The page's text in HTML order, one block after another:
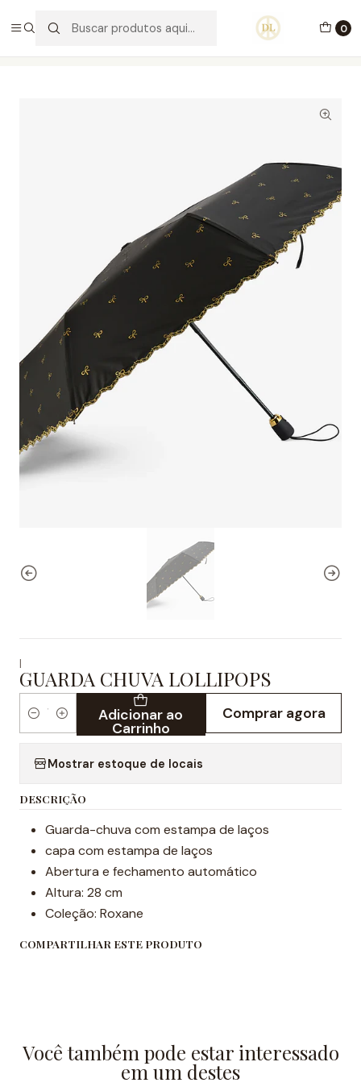
0
PORTES GRÁTIS ACIMA DE 70€ PORTUGAL CONTINENTAL
|
GUARDA CHUVA LOLLIPOPS
Quantidade Adicionar ao
Carrinho
Comprar agora
Mostrar estoque de locais
DESCRIÇÃO
Guarda-chuva com estampa de laços
capa com estampa de laços
Abertura e fechamento automático
Altura: 28 cm
Coleção: Roxane
COMPARTILHAR ESTE PRODUTO
Você também pode estar interessado
em um destes